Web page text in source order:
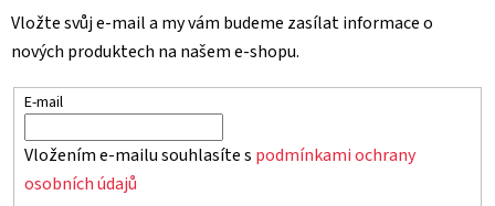
Vložte svůj e-mail a my vám budeme zasílat informace o
nových produktech na našem e-shopu.
E-mail
Vložením e-mailu souhlasíte s podmínkami ochrany
osobních údajů